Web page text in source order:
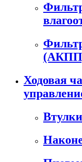
Ходовая
Втулки